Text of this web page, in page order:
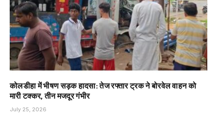
कोलडीहा में भीषण सड़क हादसा: तेज रफ्तार ट्रक ने बोरवेल वाहन को
मारी टक्कर, तीन मजदूर गंभीर
July 25, 2026